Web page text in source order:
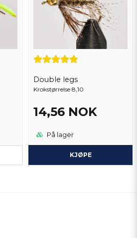
Double legs
Krokstørrelse 8,10
14,56 NOK
På lager
KJØPE